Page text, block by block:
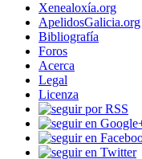
Xenealoxía.org
ApelidosGalicia.org
Bibliografía
Foros
Acerca
Legal
Licenza